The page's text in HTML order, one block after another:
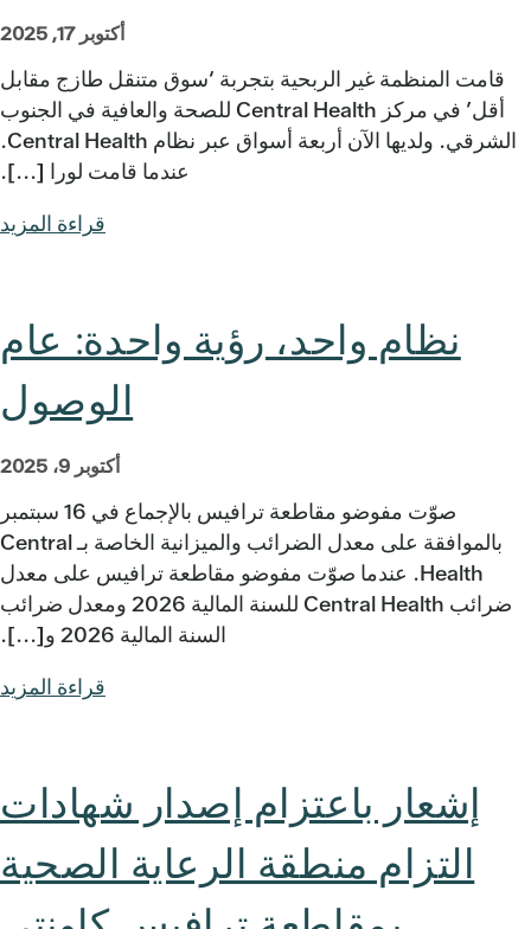
أكتوبر 17, 2025
قامت المنظمة غير الربحية بتجربة ‘سوق متنقل طازج مقابل
أقل’ في مركز Central Health للصحة والعافية في الجنوب
الشرقي. ولديها الآن أربعة أسواق عبر نظام Central Health.
عندما قامت لورا [...].
قراءة المزيد
نظام واحد، رؤية واحدة: عام
الوصول
أكتوبر 9، 2025
صوّت مفوضو مقاطعة ترافيس بالإجماع في 16 سبتمبر
بالموافقة على معدل الضرائب والميزانية الخاصة بـ Central
Health. عندما صوّت مفوضو مقاطعة ترافيس على معدل
ضرائب Central Health للسنة المالية 2026 ومعدل ضرائب
السنة المالية 2026 و[...].
قراءة المزيد
إشعار باعتزام إصدار شهادات
التزام منطقة الرعاية الصحية